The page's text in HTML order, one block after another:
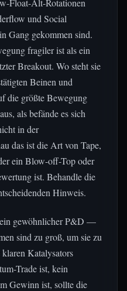
Float-Alt-Rotationen
und Social
Gang gekommen sind.
fragiler ist als ein
Breakout. Wo steht sie
Beinen und
die größte Bewegung
als befände es sich
in der
das ist die Art von Tape,
ein Blow-off-Top oder
ist. Behandle die
Hinweis.
gewöhnlicher P&D —
sind zu groß, um sie zu
Katalysators
Trade ist, kein
Gewinn ist, sollte die